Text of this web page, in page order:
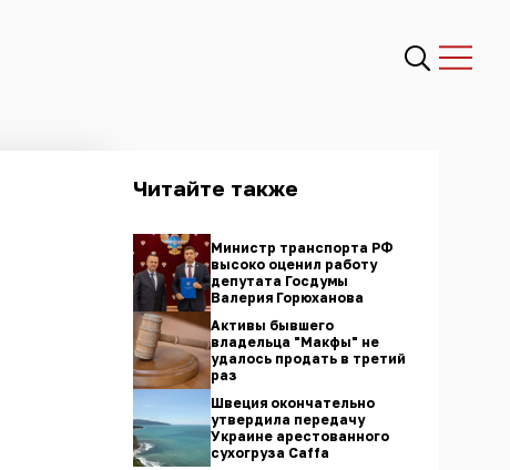
Читайте также
Министр транспорта РФ
высоко оценил работу
депутата Госдумы
Валерия Горюханова
Активы бывшего
владельца "Макфы" не
удалось продать в третий
раз
Швеция окончательно
утвердила передачу
Украине арестованного
сухогруза Caffа